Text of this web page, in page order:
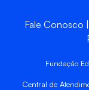
Fale Conosco
Fundação
Central de